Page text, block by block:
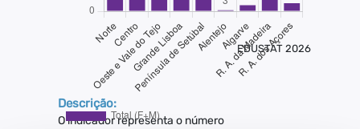
EDUSTAT 2026
Descrição:
O indicador representa o número